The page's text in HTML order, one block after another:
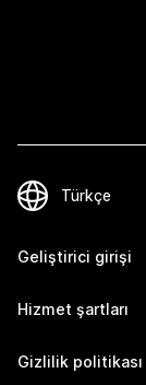
Geliştirici girişi
Hizmet şartları
Gizlilik politikası